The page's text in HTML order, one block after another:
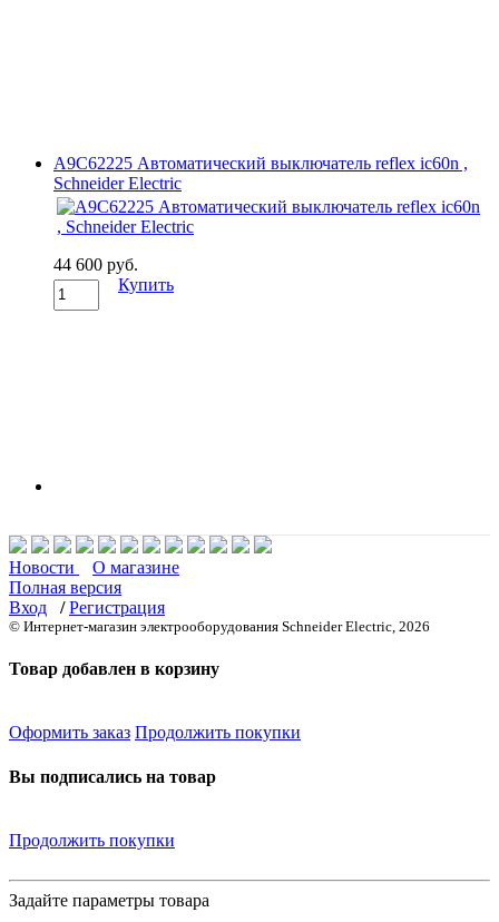
A9C62225 Автоматический выключатель reflex ic60n ,
Schneider Electric
44 600 руб.
Купить
Новости
О магазине
Полная версия
Вход
/ Регистрация
© Интернет-магазин электрооборудования Schneider Electric, 2026
Товар добавлен в корзину
Оформить заказ Продолжить покупки
Вы подписались на товар
Продолжить покупки
Задайте параметры товара